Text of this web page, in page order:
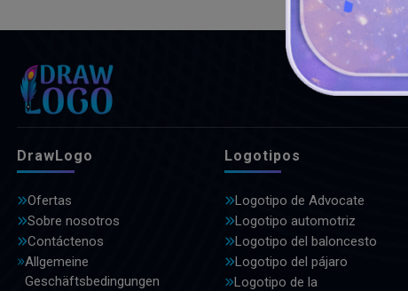
DrawLogo
Ofertas
Sobre nosotros
Contáctenos
Allgemeine
Geschäftsbedingungen
Logotipos
Logotipo de Advocate
Logotipo automotriz
Logotipo del baloncesto
Logotipo del pájaro
Logotipo de la